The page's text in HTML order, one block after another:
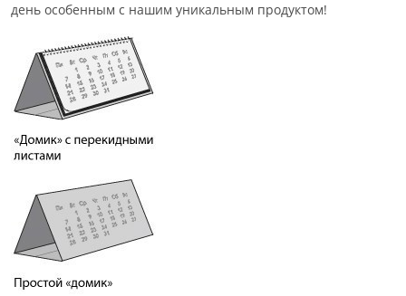
день особенным с нашим уникальным продуктом!